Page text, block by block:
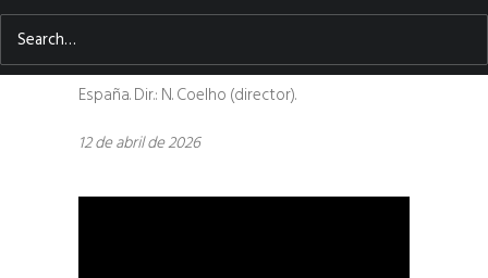
Regenta”. KORNGOLD:Concierto para violín y
en si menor, op. 54. Bomsori (vl.). Orq. Nal. de
España. Dir.: N. Coelho (director).
12 de abril de 2026